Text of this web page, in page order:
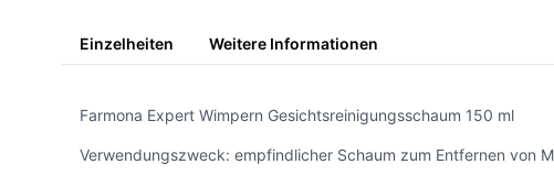
Einzelheiten Weitere Informationen
Farmona Expert Wimpern Gesichtsreinigungsschaum 150 ml
Verwendungszweck: empfindlicher Schaum zum Entfernen von